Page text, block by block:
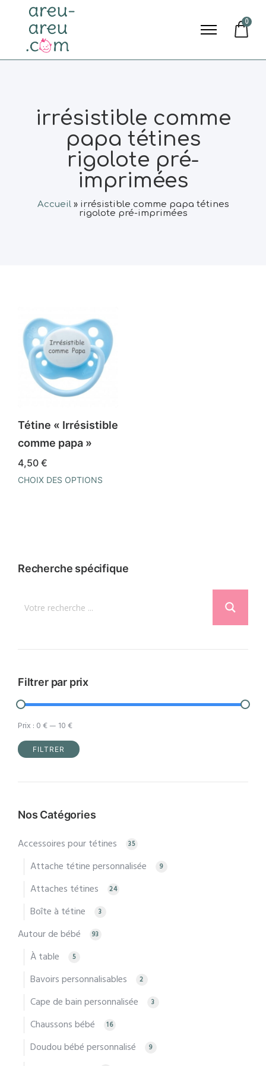
0
irrésistible comme
papa tétines
rigolote pré-
imprimées
Accueil» irrésistible comme papa tétines
rigolote pré-imprimées
Tétine « Irrésistible
comme papa »
4,50 €
CHOIX DES OPTIONS
variations.
peuvent
la
du
produit
Recherche spécifique
Filtrer par prix
min
max
FILTRER
Prix : 0 €— 10 €
Nos Catégories
Accessoires pour tétines 35
Attache tétine personnalisée 9
Attaches tétines 24
Boîte à tétine 3
Autour de bébé 93
À table 5
Bavoirs personnalisables 2
Cape de bain personnalisée 3
Chaussons bébé 16
Doudou bébé personnalisé 9